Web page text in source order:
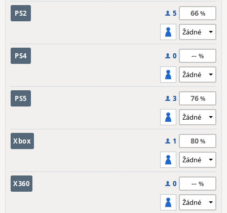
PS2 5 66
PS4 0 --
PS5 3 76
Xbox 1 80
X360 0 --